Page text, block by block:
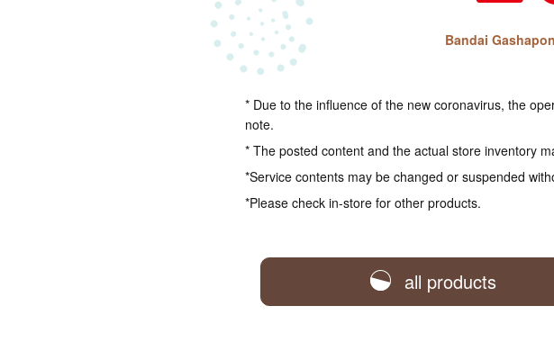
Bandai
* Due to the influence of the new coronavirus, the
note.
* The posted content and the actual store inventory
*Service contents may be changed or suspended
*Please check in-store for other products.
all products